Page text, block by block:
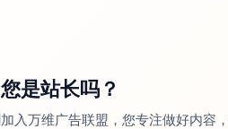
您是站长吗？
加入万维广告联盟，您专注做好内容